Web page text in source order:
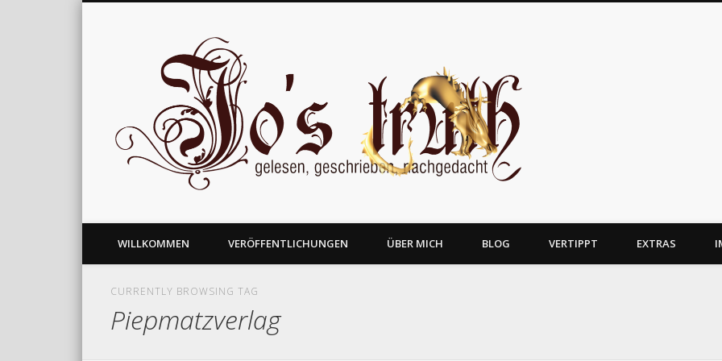
gelesen, geschrieben und nachgedacht
WILLKOMMEN VERÖFFENTLICHUNGEN ÜBER MICH BLOG VERTIPPT EXTRAS
CURRENTLY BROWSING TAG
Piepmatzverlag